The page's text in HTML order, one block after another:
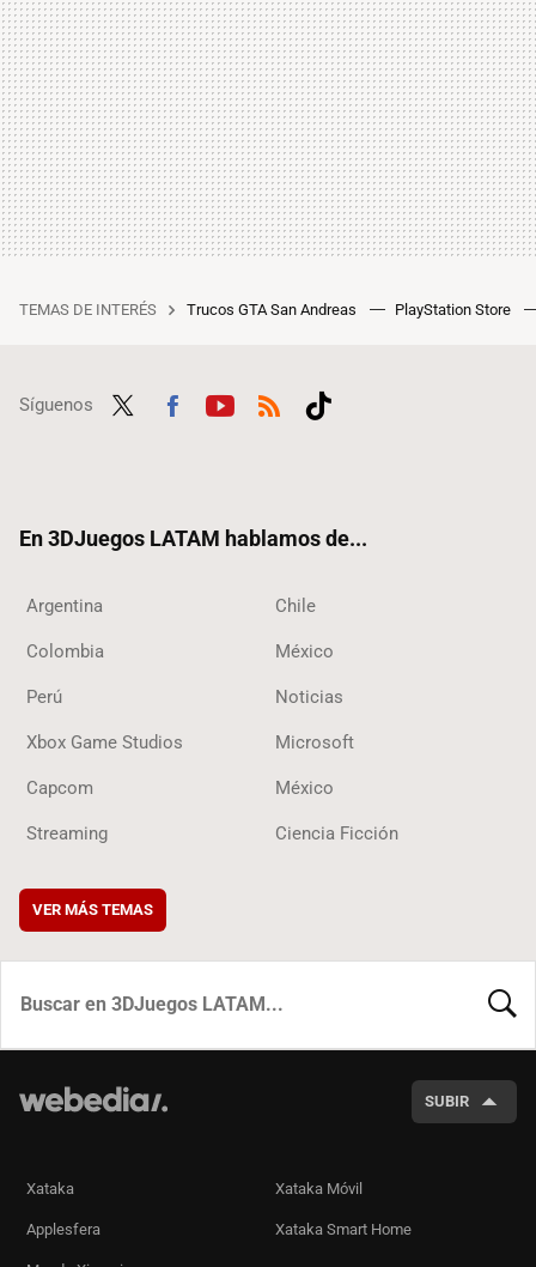
TEMAS DE INTERÉS Trucos GTA San Andreas PlayStation Store
Síguenos
En 3DJuegos LATAM hablamos de...
Argentina Chile
Colombia México
Perú Noticias
Xbox Game Studios Microsoft
Capcom México
Streaming Ciencia Ficción
VER MÁS TEMAS
SUBIR
Xataka Xataka Móvil
Applesfera Xataka Smart Home